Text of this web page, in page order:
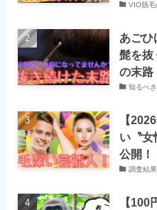
VIO脱毛
あごひ
髭を抜
の末路
知るべ
【
い〝女
公開！
調査結
【100